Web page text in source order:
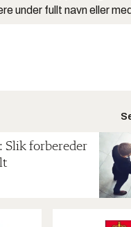
under fullt navn eller
Slik forbereder